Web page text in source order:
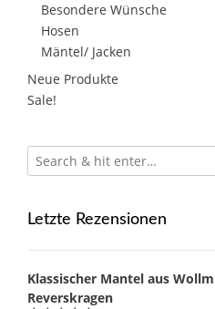
Besondere Wünsche
Hosen
Mäntel/ Jacken
Neue Produkte
Sale!
Letzte Rezensionen
Klassischer Mantel aus
Reverskragen